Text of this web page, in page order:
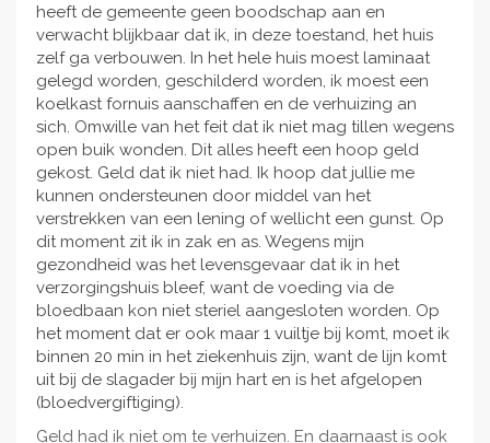
heeft de gemeente geen boodschap aan en
verwacht blijkbaar dat ik, in deze toestand, het huis
zelf ga verbouwen. In het hele huis moest laminaat
gelegd worden, geschilderd worden, ik moest een
koelkast fornuis aanschaffen en de verhuizing an
sich. Omwille van het feit dat ik niet mag tillen wegens
open buik wonden. Dit alles heeft een hoop geld
gekost. Geld dat ik niet had. Ik hoop dat jullie me
kunnen ondersteunen door middel van het
verstrekken van een lening of wellicht een gunst. Op
dit moment zit ik in zak en as. Wegens mijn
gezondheid was het levensgevaar dat ik in het
verzorgingshuis bleef, want de voeding via de
bloedbaan kon niet steriel aangesloten worden. Op
het moment dat er ook maar 1 vuiltje bij komt, moet ik
binnen 20 min in het ziekenhuis zijn, want de lijn komt
uit bij de slagader bij mijn hart en is het afgelopen
(bloedvergiftiging).
Geld had ik niet om te verhuizen. En daarnaast is ook